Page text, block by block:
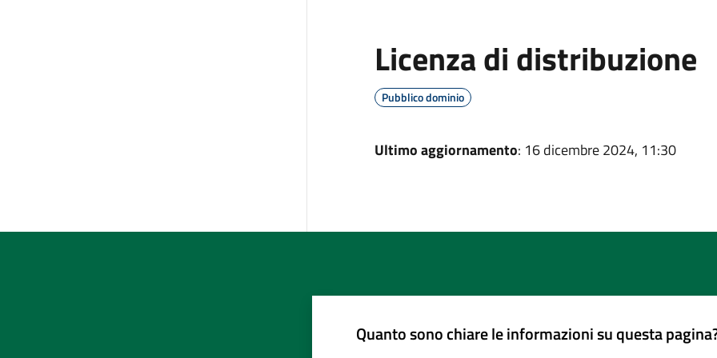
Licenza di distribuzione
Pubblico dominio
Ultimo aggiornamento: 16 dicembre 2024, 11:30
Quanto sono chiare le informazioni su questa